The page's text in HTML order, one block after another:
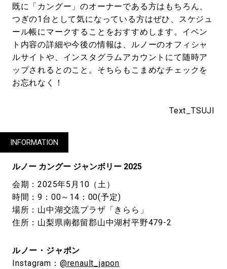
既に「カングー」のオーナーである方はもちろん、
つぎの1台として気になっている方はぜひ、スケジュ
ール帳にマークすることをおすすめします。イベン
ト内容の詳細や今後の情報は、ルノーのオフィシャ
ルサイトや、インスタグラムアカウントにて随時ア
ップされるとのこと。そちらもこまめなチェックを
お忘れなく！
Text_TSUJI
INFORMATION
ルノー カングー ジャンボリー 2025
会期：2025年5月10（土）
時間：9：00～14：00(予定)
場所：山中湖交流プラザ「きらら」
住所：山梨県南都留郡山中湖村平野479-2
ルノー・ジャポン
Instagram： @renault_japon